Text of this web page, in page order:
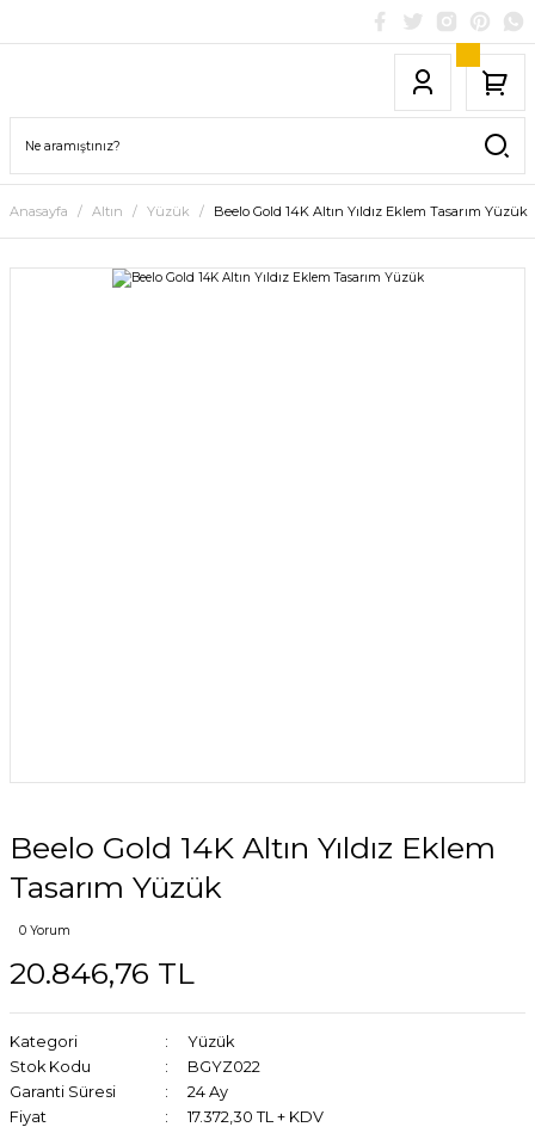
Anasayfa Altın Yüzük Beelo Gold 14K Altın Yıldız Eklem Tasarım Yüzük
Beelo Gold 14K Altın Yıldız Eklem
Tasarım Yüzük
0 Yorum
20.846,76 TL
Kategori
Yüzük
Stok Kodu
BGYZ022
Garanti Süresi
24 Ay
Fiyat
17.372,30 TL + KDV